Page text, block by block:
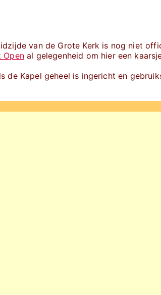
van de Grote Kerk is nog niet
Openal gelegenheid om hier een
de Kapel geheel is ingericht en